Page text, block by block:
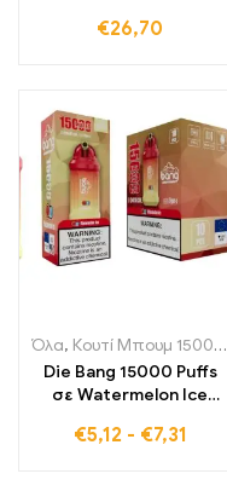
€26,70
Όλα, Κουτί Μπουμ 15000 Αναπνοές
Die Bang 15000 Puffs
σε Watermelon Ice
ανεπανάληπτη
€5,12 - €7,31